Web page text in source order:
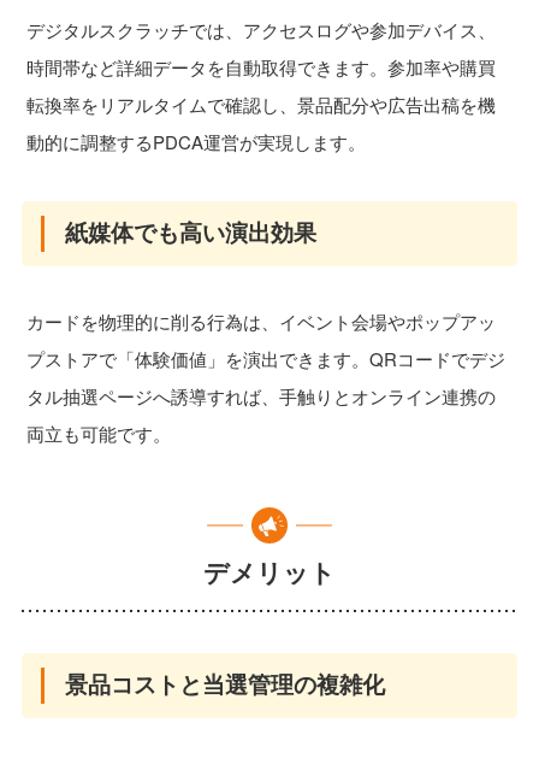
デジタルスクラッチでは、アクセスログや参加デバイス、
時間帯など詳細データを自動取得できます。参加率や購買
転換率をリアルタイムで確認し、景品配分や広告出稿を機
動的に調整するPDCA運営が実現します。
紙媒体でも高い演出効果
カードを物理的に削る行為は、イベント会場やポップアッ
プストアで「体験価値」を演出できます。QRコードでデジ
タル抽選ページへ誘導すれば、手触りとオンライン連携の
両立も可能です。
デメリット
景品コストと当選管理の複雑化